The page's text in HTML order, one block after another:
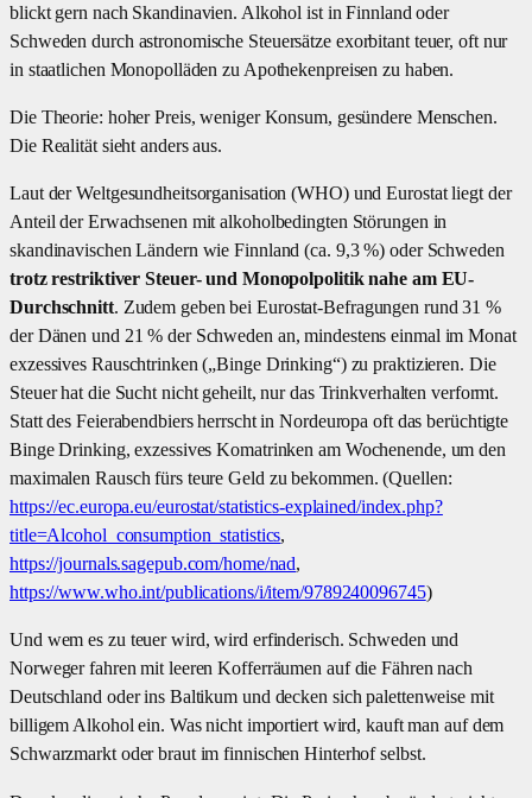
blickt gern nach Skandinavien. Alkohol ist in Finnland oder
Schweden durch astronomische Steuersätze exorbitant teuer, oft nur
in staatlichen Monopolläden zu Apothekenpreisen zu haben.
Die Theorie: hoher Preis, weniger Konsum, gesündere Menschen.
Die Realität sieht anders aus.
Laut der Weltgesundheitsorganisation (WHO) und Eurostat liegt der
Anteil der Erwachsenen mit alkoholbedingten Störungen in
skandinavischen Ländern wie Finnland (ca. 9,3 %) oder Schweden
trotz restriktiver Steuer- und Monopolpolitik nahe am EU-
Durchschnitt. Zudem geben bei Eurostat-Befragungen rund 31 %
der Dänen und 21 % der Schweden an, mindestens einmal im Monat
exzessives Rauschtrinken („Binge Drinking“) zu praktizieren. Die
Steuer hat die Sucht nicht geheilt, nur das Trinkverhalten verformt.
Statt des Feierabendbiers herrscht in Nordeuropa oft das berüchtigte
Binge Drinking, exzessives Komatrinken am Wochenende, um den
maximalen Rausch fürs teure Geld zu bekommen. (Quellen:
https://ec.europa.eu/eurostat/statistics-explained/index.php?
title=Alcohol_consumption_statistics,
https://journals.sagepub.com/home/nad,
https://www.who.int/publications/i/item/9789240096745)
Und wem es zu teuer wird, wird erfinderisch. Schweden und
Norweger fahren mit leeren Kofferräumen auf die Fähren nach
Deutschland oder ins Baltikum und decken sich palettenweise mit
billigem Alkohol ein. Was nicht importiert wird, kauft man auf dem
Schwarzmarkt oder braut im finnischen Hinterhof selbst.